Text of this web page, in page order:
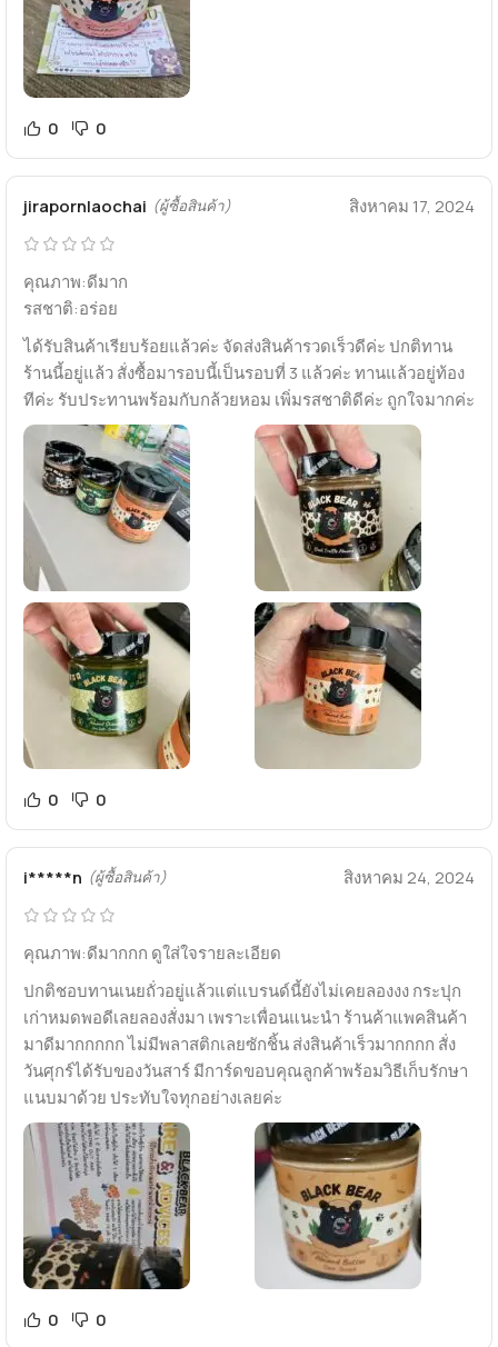
0 0
jirapornlaochai (ผู้ซื้อสินค้า) สิงหาคม 17, 2024
คุณภาพ:ดีมาก
รสชาติ:อร่อย
ได้รับสินค้าเรียบร้อยแล้วค่ะ จัดส่งสินค้ารวดเร็วดีค่ะ ปกติทาน
ร้านนี้อยู่แล้ว สั่งซื้อมารอบนี้เป็นรอบที่ 3 แล้วค่ะ ทานแล้วอยู่ท้อง
ทีค่ะ รับประทานพร้อมกับกล้วยหอม เพิ่มรสชาติดีค่ะ ถูกใจมากค่ะ
0 0
i*****n (ผู้ซื้อสินค้า) สิงหาคม 24, 2024
คุณภาพ:ดีมากกก​ ดูใส่ใจรายละเอียด
ปกติชอบทานเนยถั่วอยู่แล้วแต่แบรนด์นี้ยังไม่เคยลองงง​ กระปุก
เก่าหมดพอดีเลยลองสั่งมา​ เพราะเพื่อนแนะนำ ร้านค้าแพคสินค้า
มาดีมากกกกก​ ไม่มีพลาสติกเลยซักชิ้น​ ส่งสินค้าเร็วมากกกก​ สั่ง
วันศุกร์ได้รับของวันสาร์​ มีการ์ดขอบคุณลูกค้าพร้อมวิธีเก็บรักษา
แนบมาด้วย ประทับใจทุกอย่างเลยค่ะ
0 0